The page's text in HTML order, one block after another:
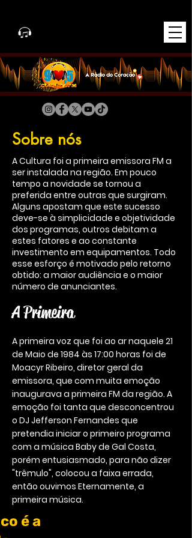
Sobre nós
A Cultura foi a primeira emissora FM a
ser instalada na região. Em pouco
tempo a novidade se tornou a
preferida entre outras que surgiram.
Alguns apostam que este sucesso
deve-se à simplicidade e objetividade
dos programas, outros debitam a
estes fatores e ao constante
investimento em equipamentos. Todo
esse esforço é motivado pelo retorno
obtido: a maior audiência e o maior
número de anunciantes.
A Primeira
A primeira voz que foi ao ar naquele 21
de Maio de 1984 às 17:00 horas foi de
Moacyr Ribeiro, diretor geral da
emissora, que com muita emoção
inaugurava a primeira FM da região. A
emoção foi tanta que desconcentrou
o DJ Jefferson Fernandes que
pretendia iniciar o primeiro programa
com a música Baby de Gal Costa,
porém entusiasmado, para não dizer
"trêmulo", colocou a faixa errada,
então ouvimos Eternamente, a
primeira música.
é a